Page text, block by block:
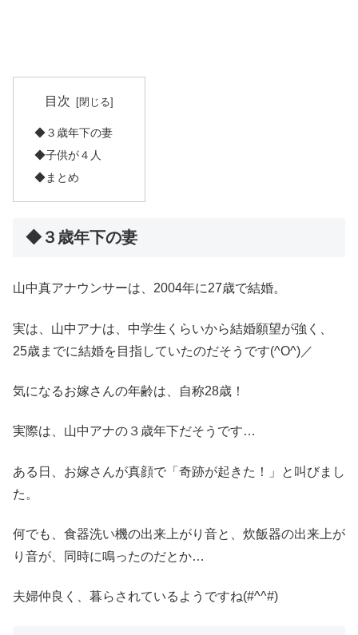
目次
◆３歳年下の妻
◆子供が４人
◆まとめ
◆３歳年下の妻
山中真アナウンサーは、2004年に27歳で結婚。
実は、山中アナは、中学生くらいから結婚願望が強く、
25歳までに結婚を目指していたのだそうです(^O^)／
気になるお嫁さんの年齢は、自称28歳！
実際は、山中アナの３歳年下だそうです…
ある日、お嫁さんが真顔で「奇跡が起きた！」と叫びまし
た。
何でも、食器洗い機の出来上がり音と、炊飯器の出来上が
り音が、同時に鳴ったのだとか…
夫婦仲良く、暮らされているようですね(#^^#)